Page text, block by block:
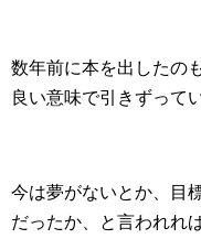
数年前に本を出したの
良い意味で引きずって
今は夢がないとか、目
だったか、と言われれ